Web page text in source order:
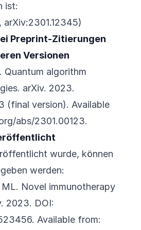
ist:
Preprint-Zitierungen
Versionen
Quantum algorithm
arXiv. 2023.
(final version). Available
abs/2301.00123.
wurde, können
werden:
Novel immunotherapy
2023. DOI:
Available from: